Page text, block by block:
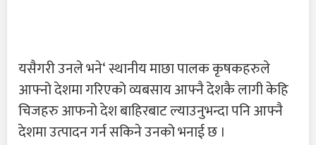
यसैगरी उनले भने‘ स्थानीय माछा पालक कृषकहरुले
आफ्नो देशमा गरिएको व्यबसाय आफ्नै देशकै लागी केहि
चिजहरु आफनो देश बाहिरबाट ल्याउनुभन्दा पनि आफ्नै
देशमा उत्पादन गर्न सकिने उनको भनाई छ ।